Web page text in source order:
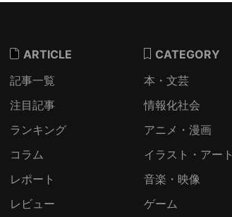
ARTICLE
記事一覧
注目記事
ランキング
コラム
レポート
レビュー
CATEGORY
本・文芸
情報化社会
アニメ・漫画
イラスト・アート
音楽・映像
ゲーム